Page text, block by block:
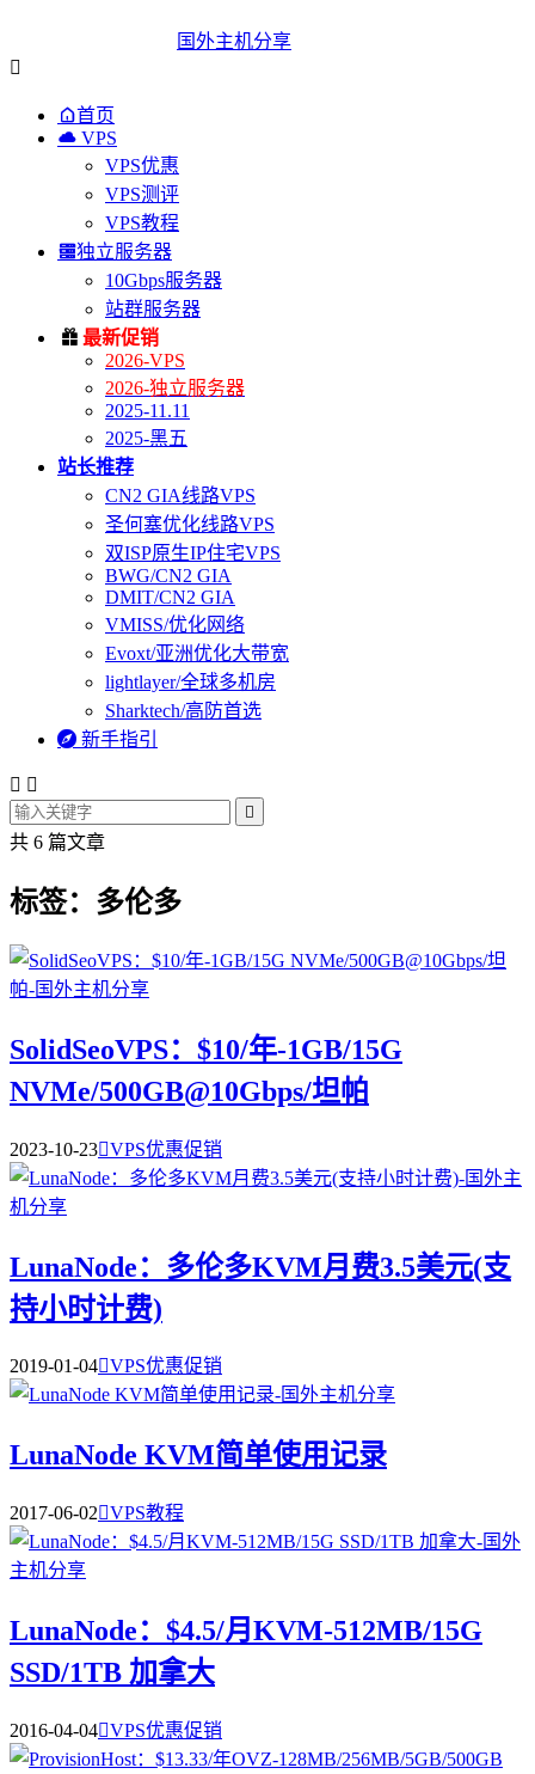
国外主机分享

首页
 VPS
VPS优惠
VPS测评
VPS教程
独立服务器
10Gbps服务器
站群服务器
 最新促销
2026-VPS
2026-独立服务器
2025-11.11
2025-黑五
站长推荐
CN2 GIA线路VPS
圣何塞优化线路VPS
双ISP原生IP住宅VPS
BWG/CN2 GIA
DMIT/CN2 GIA
VMISS/优化网络
Evoxt/亚洲优化大带宽
lightlayer/全球多机房
Sharktech/高防首选
 新手指引
 

共 6 篇文章
标签：多伦多
SolidSeoVPS：$10/年-1GB/15G
NVMe/500GB@10Gbps/坦帕
2023-10-23VPS优惠促销
LunaNode：多伦多KVM月费3.5美元(支
持小时计费)
2019-01-04VPS优惠促销
LunaNode KVM简单使用记录
2017-06-02VPS教程
LunaNode：$4.5/月KVM-512MB/15G
SSD/1TB 加拿大
2016-04-04VPS优惠促销